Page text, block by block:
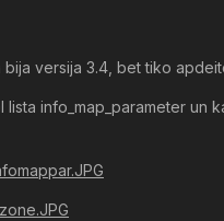
versija 3.4, bet tiko
info_map_parameter